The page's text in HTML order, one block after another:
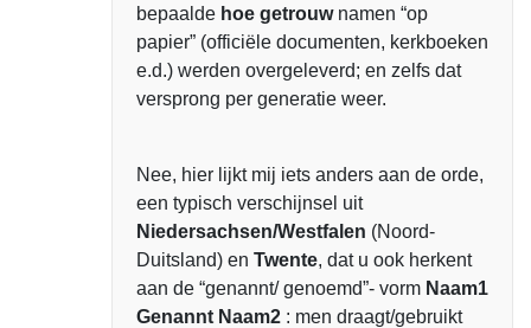
bepaalde hoe getrouwnamen “op
papier” (officiële documenten, kerkboeken
e.d.) werden overgeleverd; en zelfs dat
versprong per generatie weer.
Nee, hier lijkt mij iets anders aan de orde,
een typisch verschijnsel uit
Niedersachsen/Westfalen (Noord-
Duitsland) en Twente, dat u ook herkent
aan de “genannt/ genoemd”- vorm Naam1
Genannt Naam2 : men draagt/gebruikt